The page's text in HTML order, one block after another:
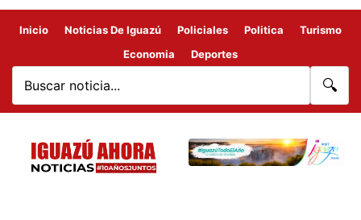
Inicio Noticias De Iguazú Policiales Politica
Turismo
Economia
Deportes
🔍